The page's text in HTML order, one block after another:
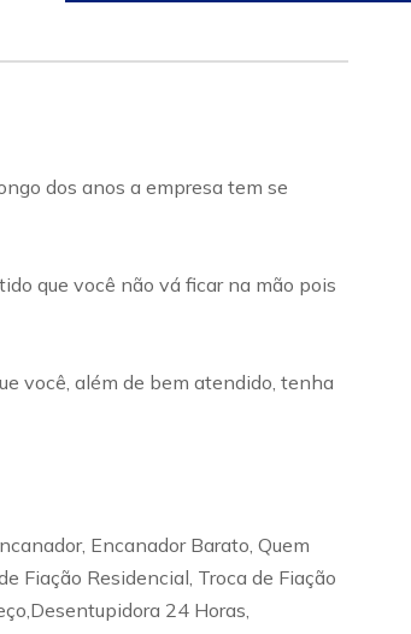
dos anos a empresa tem se
que você não vá ficar na mão pois
você, além de bem atendido, tenha
Encanador Barato, Quem
Fiação Residencial, Troca de Fiação
24 Horas,